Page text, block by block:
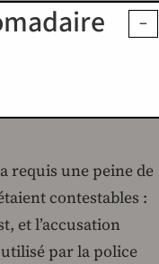
à la
une militante de
tribunal de Munich
requis une peine de
contestables :
et l’accusation
par la police
−